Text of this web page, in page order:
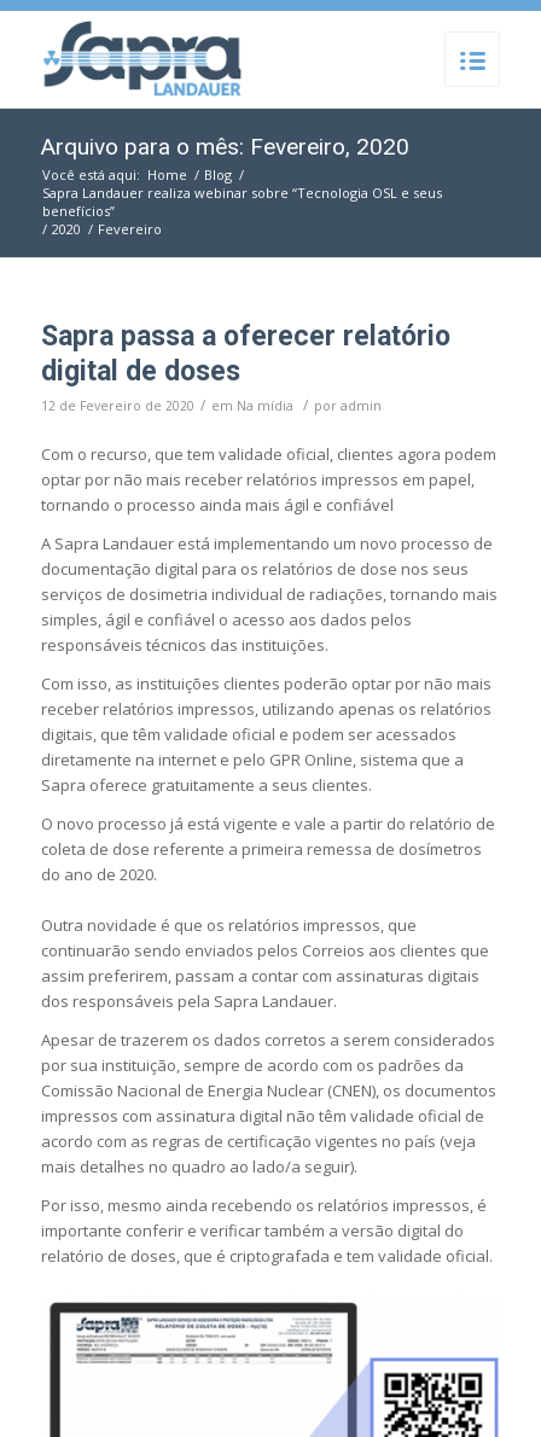
Arquivo para o mês: Fevereiro, 2020
Você está aqui: Home / Blog /
Sapra Landauer realiza webinar sobre “Tecnologia OSL e seus
benefícios”
/ 2020 / Fevereiro
Sapra passa a oferecer relatório
digital de doses
12 de Fevereiro de 2020 / em Na mídia / por admin
Com o recurso, que tem validade oficial, clientes agora podem
optar por não mais receber relatórios impressos em papel,
tornando o processo ainda mais ágil e confiável
A Sapra Landauer está implementando um novo processo de
documentação digital para os relatórios de dose nos seus
serviços de dosimetria individual de radiações, tornando mais
simples, ágil e confiável o acesso aos dados pelos
responsáveis técnicos das instituições.
Com isso, as instituições clientes poderão optar por não mais
receber relatórios impressos, utilizando apenas os relatórios
digitais, que têm validade oficial e podem ser acessados
diretamente na internet e pelo GPR Online, sistema que a
Sapra oferece gratuitamente a seus clientes.
O novo processo já está vigente e vale a partir do relatório de
coleta de dose referente a primeira remessa de dosímetros
do ano de 2020.
Outra novidade é que os relatórios impressos, que
continuarão sendo enviados pelos Correios aos clientes que
assim preferirem, passam a contar com assinaturas digitais
dos responsáveis pela Sapra Landauer.
Apesar de trazerem os dados corretos a serem considerados
por sua instituição, sempre de acordo com os padrões da
Comissão Nacional de Energia Nuclear (CNEN), os documentos
impressos com assinatura digital não têm validade oficial de
acordo com as regras de certificação vigentes no país (veja
mais detalhes no quadro ao lado/a seguir).
Por isso, mesmo ainda recebendo os relatórios impressos, é
importante conferir e verificar também a versão digital do
relatório de doses, que é criptografada e tem validade oficial.